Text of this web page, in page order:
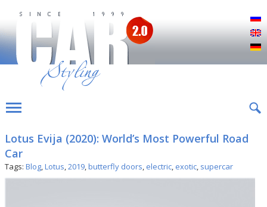
Lotus Evija (2020): World’s Most Powerful Road
Car
Tags: Blog,Lotus,2019,butterfly doors, electric, exotic, supercar